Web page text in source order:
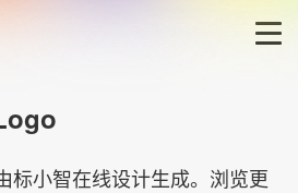
LOGO生成器
标小智在线设计生成。浏览更